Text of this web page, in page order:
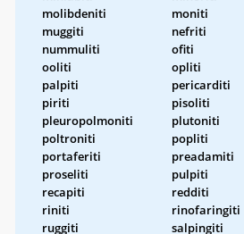
molibdeniti
moniti
muggiti
nefriti
nummuliti
ofiti
ooliti
opliti
palpiti
pericarditi
piriti
pisoliti
pleuropolmoniti
plutoniti
poltroniti
popliti
portaferiti
preadamiti
proseliti
pulpiti
recapiti
redditi
riniti
rinofaringiti
ruggiti
salpingiti